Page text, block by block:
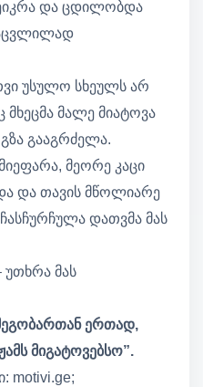
და ცდილობდა
უსულო სხეულს არ
მხეცმა მალე მიატოვა
გზა გააგრძელა.
მეორე კაცი
და თავის მწოლიარე
დათვმა მას
უთხრა მას
ერთად,
მიგატოვებსო”.
motivi.ge;